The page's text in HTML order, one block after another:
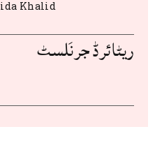
Khalid
ریٹائرڈ جرنَلسٹ